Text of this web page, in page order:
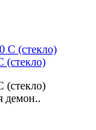
демон..